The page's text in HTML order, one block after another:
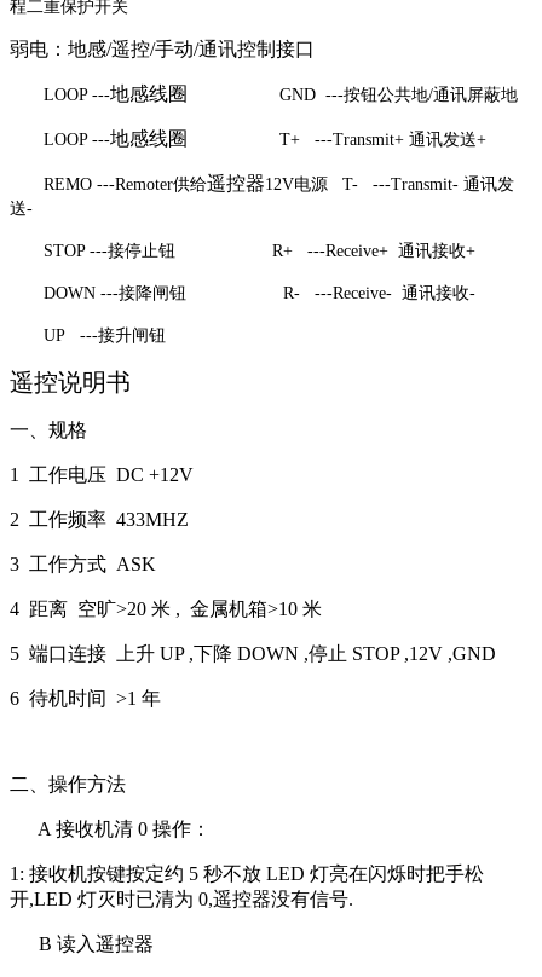
程二重保护开关
弱电：地感/遥控/手动/通讯控制接口
LOOP ---地感线圈 GND ---按钮公共地/通讯屏蔽地
LOOP ---地感线圈 T+ ---Transmit+ 通讯发送+
REMO ---Remoter供给遥控器12V电源 T- ---Transmit- 通讯发
送-
STOP ---接停止钮 R+ ---Receive+ 通讯接收+
DOWN ---接降闸钮 R- ---Receive- 通讯接收-
UP ---接升闸钮
遥控说明书
一、规格
1 工作电压 DC +12V
2 工作频率 433MHZ
3 工作方式 ASK
4 距离 空旷>20 米 , 金属机箱>10 米
5 端口连接 上升 UP ,下降 DOWN ,停止 STOP ,12V ,GND
6 待机时间 >1 年
二、操作方法
A接收机清 0 操作：
1: 接收机按键按定约 5 秒不放 LED 灯亮在闪烁时把手松
开,LED 灯灭时已清为 0,遥控器没有信号.
B 读入遥控器